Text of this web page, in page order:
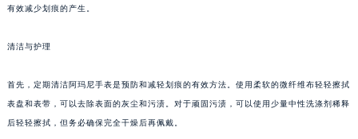
有效减少划痕的产生。
清洁与护理
首先，定期清洁阿玛尼手表是预防和减轻划痕的有效方法。使用柔软的微纤维布轻轻擦拭
表盘和表带，可以去除表面的灰尘和污渍。对于顽固污渍，可以使用少量中性洗涤剂稀释
后轻轻擦拭，但务必确保完全干燥后再佩戴。